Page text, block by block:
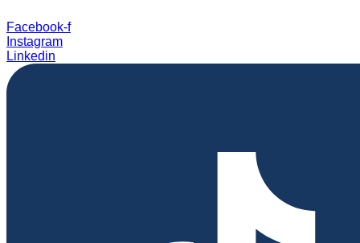
Facebook-f
Instagram
Linkedin